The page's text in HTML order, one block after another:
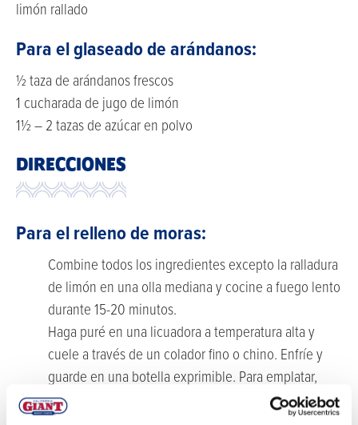
limón rallado
Para el glaseado de arándanos:
½ taza de arándanos frescos
1 cucharada de jugo de limón
1½ – 2 tazas de azúcar en polvo
DIRECCIONES
Para el relleno de moras:
Combine todos los ingredientes excepto la ralladura
de limón en una olla mediana y cocine a fuego lento
durante 15-20 minutos.
Haga puré en una licuadora a temperatura alta y
cuele a través de un colador fino o chino. Enfríe y
guarde en una botella exprimible. Para emplatar,
inserte la boquilla de la botella exprimible en las